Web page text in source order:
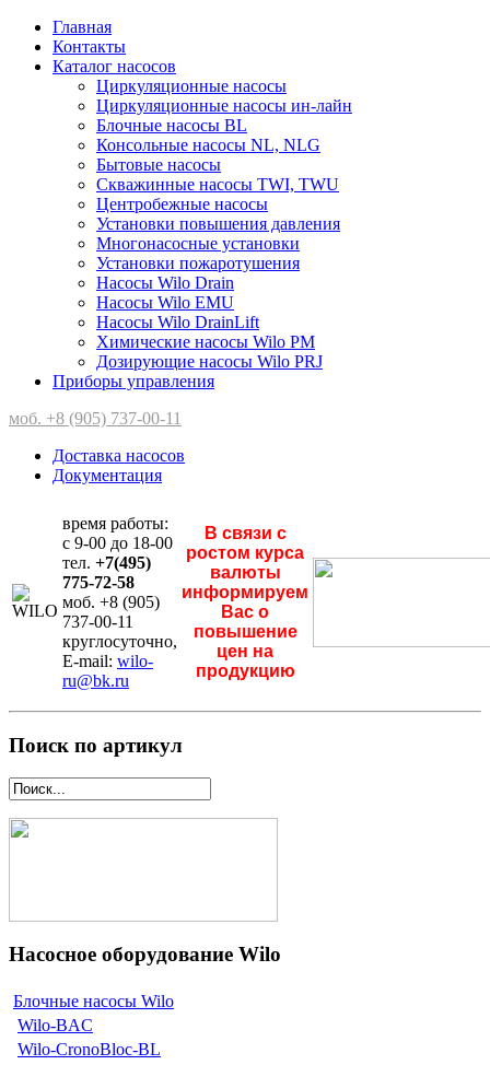
Главная
Контакты
Каталог насосов
Циркуляционные насосы
Циркуляционные насосы ин-лайн
Блочные насосы BL
Консольные насосы NL, NLG
Бытовые насосы
Скважинные насосы TWI, TWU
Центробежные насосы
Установки повышения давления
Многонасосные установки
Установки пожаротушения
Насосы Wilo Drain
Насосы Wilo EMU
Насосы Wilo DrainLift
Химические насосы Wilo PM
Дозирующие насосы Wilo PRJ
Приборы управления
моб. +8 (905) 737-00-11
Доставка насосов
Документация
время работы:
с 9-00 до 18-00
тел. +7(495)
775-72-58
моб. +8 (905)
737-00-11
круглосуточно,
E-mail: wilo-
ru@bk.ru
В связи с
ростом курса
валюты
информируем
Вас о
повышение
цен на
продукцию
Поиск по артикул
Насосное оборудование Wilo
Блочные насосы Wilo
Wilo-BAC
Wilo-CronoBloc-BL